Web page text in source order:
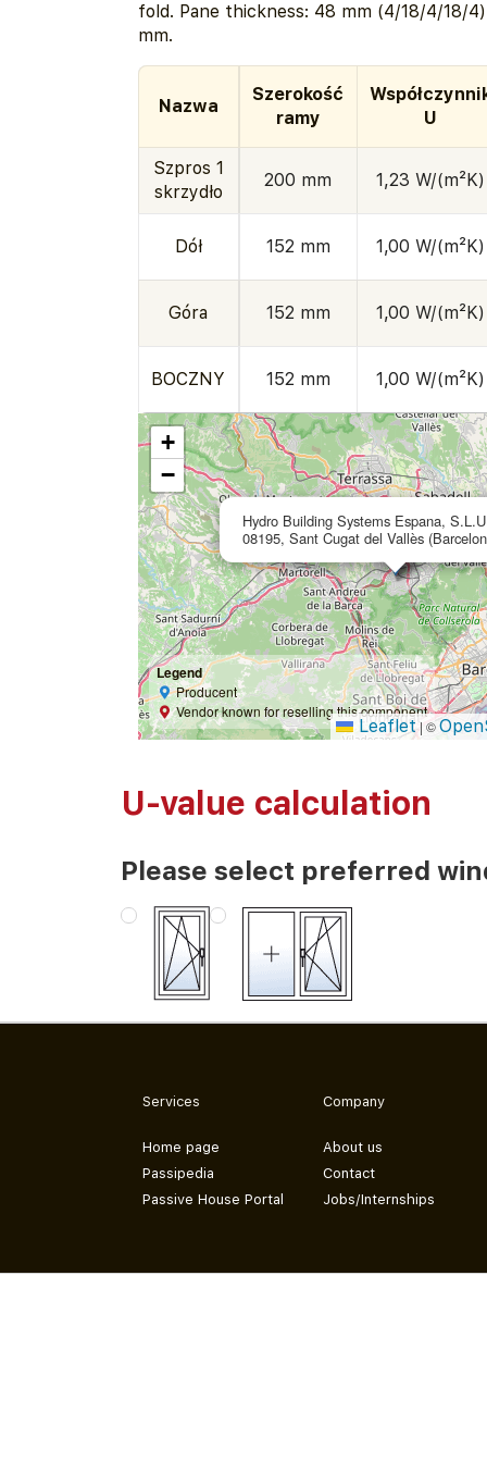
fold. Pane thickness: 48 mm (4/18/4/18/
mm.
Nazwa
Szerokość
ramy
U
Szpros 1
skrzydło
200 mm 1,23 W/(m²K)
Dół 152 mm 1,00 W/(m²K)
Góra 152 mm 1,00 W/(m²K)
BOCZNY 152 mm 1,00 W/(m²K)
Hydro Building Systems Espana,
08195, Sant Cugat del Vallès
+
−
Legend
Producent
Vendor known for reselling this component
Leaflet | ©
U-value calculation
Please select preferred
Services
Home page
Passipedia
Passive House Portal
Company
About us
Contact
Jobs/Internships